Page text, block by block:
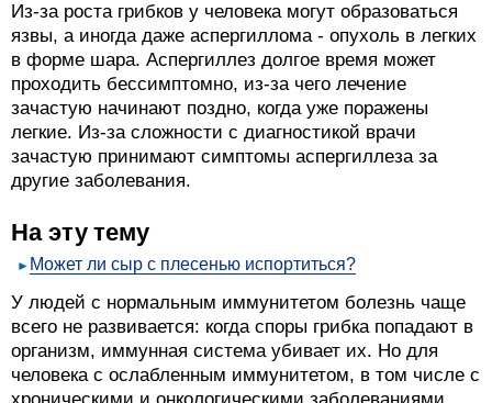
Из-за роста грибков у человека могут образоваться
язвы, а иногда даже аспергиллома - опухоль в легких
в форме шара. Аспергиллез долгое время может
проходить бессимптомно, из-за чего лечение
зачастую начинают поздно, когда уже поражены
легкие. Из-за сложности с диагностикой врачи
зачастую принимают симптомы аспергиллеза за
другие заболевания.
На эту тему
Может ли сыр с плесенью испортиться?
У людей с нормальным иммунитетом болезнь чаще
всего не развивается: когда споры грибка попадают в
организм, иммунная система убивает их. Но для
человека с ослабленным иммунитетом, в том числе с